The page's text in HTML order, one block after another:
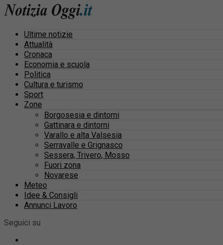
Ultime notizie
Attualità
Cronaca
Economia e scuola
Politica
Cultura e turismo
Sport
Zone
Borgosesia e dintorni
Gattinara e dintorni
Varallo e alta Valsesia
Serravalle e Grignasco
Sessera, Trivero, Mosso
Fuori zona
Novarese
Meteo
Idee & Consigli
Annunci Lavoro
Seguici su